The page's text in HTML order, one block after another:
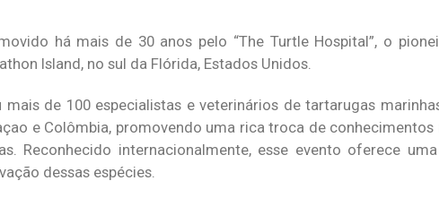
há mais de 30 anos pelo “The Turtle Hospital”, o
Island, no sul da Flórida, Estados Unidos.
mais de 100 especialistas e veterinários de tartarugas
e Colômbia, promovendo uma rica troca de
Reconhecido internacionalmente, esse evento oferece
dessas espécies.